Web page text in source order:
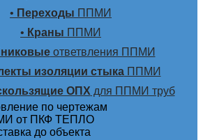
• Переходы ППМИ
• Краны ППМИ
ответвления ППМИ
изоляции стыкаППМИ
ОПХ для ППМИ труб